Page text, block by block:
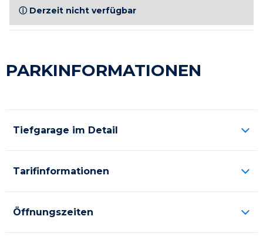
ⓘ Derzeit nicht verfügbar
PARKINFORMATIONEN
Tiefgarage im Detail
Tarifinformationen
Öffnungszeiten